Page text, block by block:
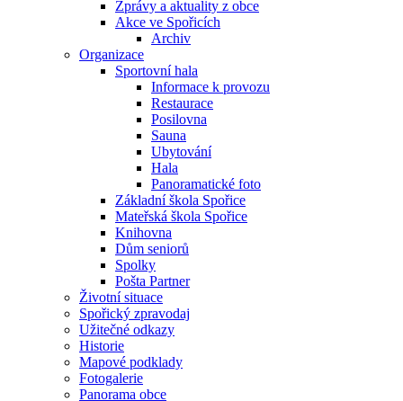
Zprávy a aktuality z obce
Akce ve Spořicích
Archiv
Organizace
Sportovní hala
Informace k provozu
Restaurace
Posilovna
Sauna
Ubytování
Hala
Panoramatické foto
Základní škola Spořice
Mateřská škola Spořice
Knihovna
Dům seniorů
Spolky
Pošta Partner
Životní situace
Spořický zpravodaj
Užitečné odkazy
Historie
Mapové podklady
Fotogalerie
Panorama obce